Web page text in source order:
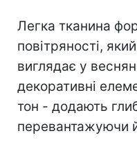
Легка тканина
повітряності,
виглядає у
декоративні
тон - додають
перевантажуючи